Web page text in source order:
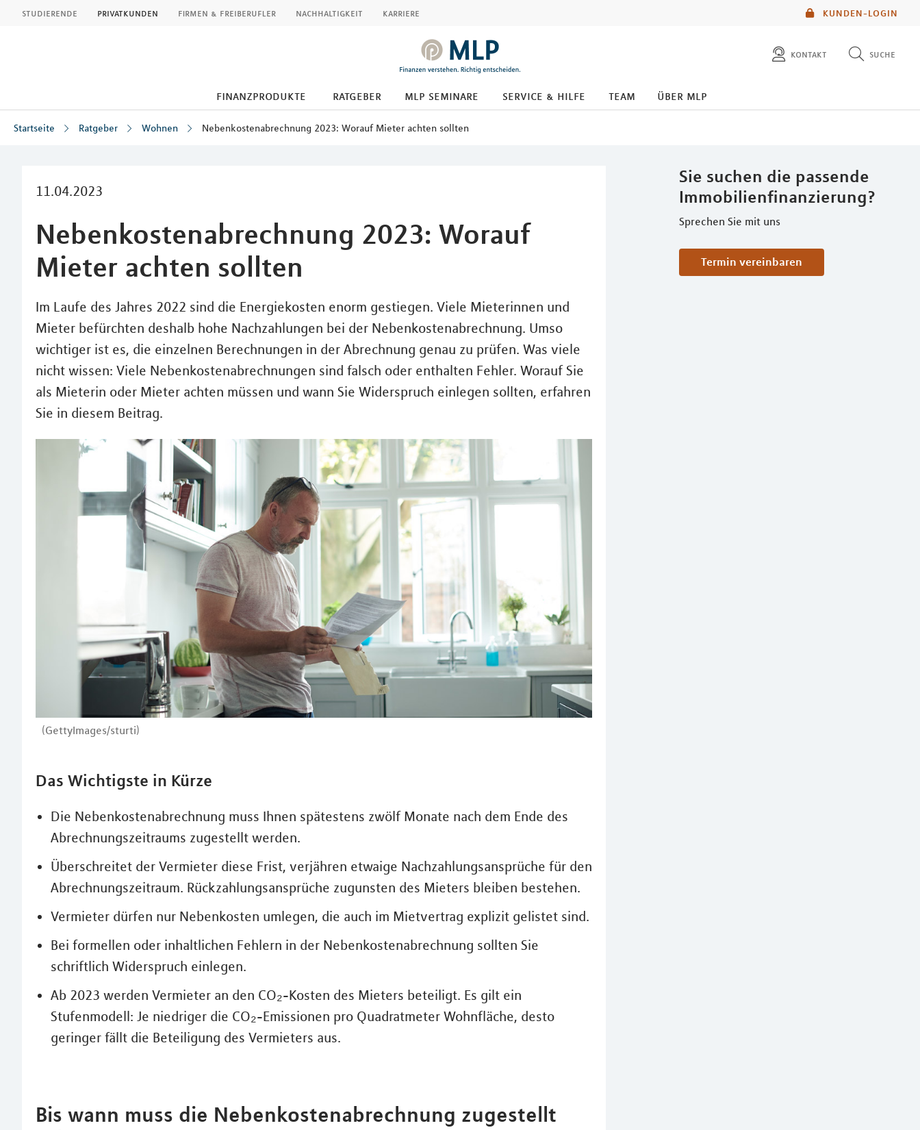
KUNDEN-LOGIN
studierende privatkunden firmen & freiberufler nachhaltigkeit karriere
kontakt suche
finanzprodukte ratgeber mlp seminare service & hilfe team über mlp
Startseite Ratgeber Wohnen Nebenkostenabrechnung 2023: Worauf Mieter achten sollten
11.04.2023
Nebenkostenabrechnung 2023: Worauf
Mieter achten sollten
Im Laufe des Jahres 2022 sind die Energiekosten enorm gestiegen. Viele Mieterinnen und
Mieter befürchten deshalb hohe Nachzahlungen bei der Nebenkostenabrechnung. Umso
wichtiger ist es, die einzelnen Berechnungen in der Abrechnung genau zu prüfen. Was viele
nicht wissen: Viele Nebenkostenabrechnungen sind falsch oder enthalten Fehler. Worauf Sie
als Mieterin oder Mieter achten müssen und wann Sie Widerspruch einlegen sollten, erfahren
Sie in diesem Beitrag.
(GettyImages/sturti)
Sie suchen die passende
Immobilienfinanzierung?
Sprechen Sie mit uns
Termin vereinbaren
Das Wichtigste in Kürze
Die Nebenkostenabrechnung muss Ihnen spätestens zwölf Monate nach dem Ende des
Abrechnungszeitraums zugestellt werden.
Überschreitet der Vermieter diese Frist, verjähren etwaige Nachzahlungsansprüche für den
Abrechnungszeitraum. Rückzahlungsansprüche zugunsten des Mieters bleiben bestehen.
Vermieter dürfen nur Nebenkosten umlegen, die auch im Mietvertrag explizit gelistet sind.
Bei formellen oder inhaltlichen Fehlern in der Nebenkostenabrechnung sollten Sie
schriftlich Widerspruch einlegen.
Ab 2023 werden Vermieter an den CO₂-Kosten des Mieters beteiligt. Es gilt ein
Stufenmodell: Je niedriger die CO₂-Emissionen pro Quadratmeter Wohnfläche, desto
geringer fällt die Beteiligung des Vermieters aus.
Bis wann muss die Nebenkostenabrechnung zugestellt